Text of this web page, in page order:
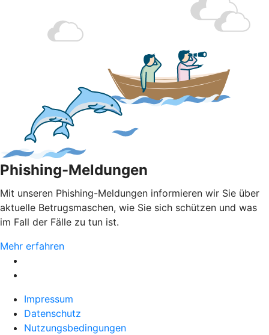
Phishing-Meldungen
Mit unseren Phishing-Meldungen informieren wir Sie über
aktuelle Betrugsmaschen, wie Sie sich schützen und was
im Fall der Fälle zu tun ist.
Mehr erfahren
Impressum
Datenschutz
Nutzungsbedingungen